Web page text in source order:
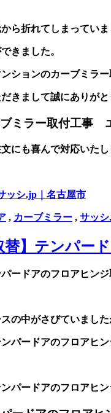
ら折れてしまってい
きました。
きまして誠にありがと
ミラー取付工事
にも喜んで対応いたし
ッシ.jp｜名古屋市
, カーブミラー , サッ
替】テンパ
ードアのフロアヒンジ
の中がさびていまし